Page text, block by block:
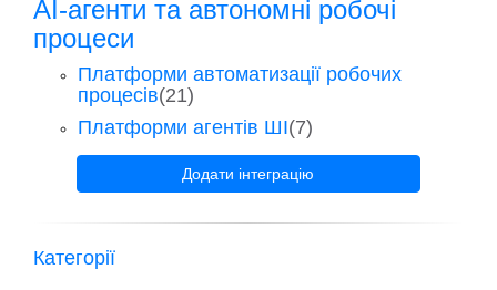
AI-агенти та автономні робочі
процеси
Платформи автоматизації робочих
процесів(21)
Платформи агентів ШІ(7)
Додати інтеграцію
Категорії